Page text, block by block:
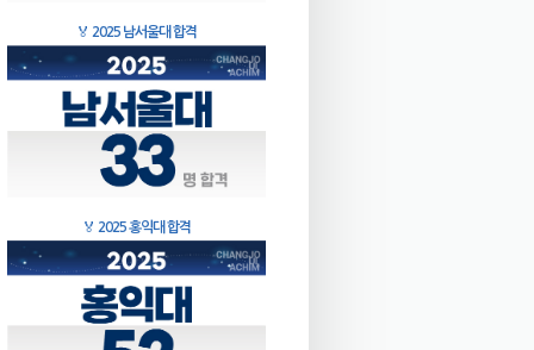
🏅 2025 남서울대 합격
🏅 2025 홍익대 합격